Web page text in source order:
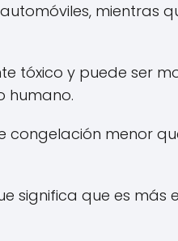
mientras
tóxico y puede ser
humano.
congelación menor
significa que es